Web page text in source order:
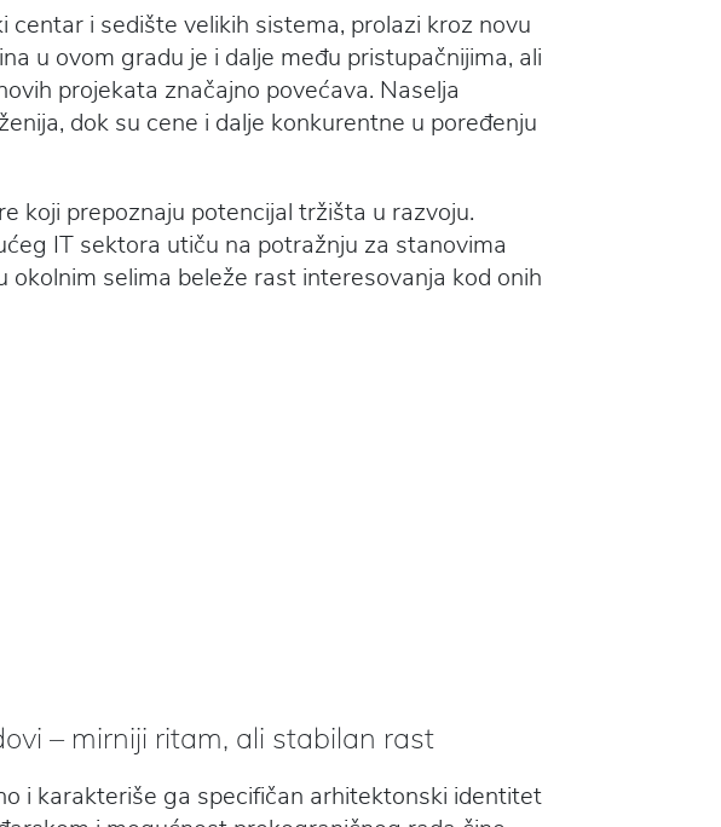
centar i sedište velikih sistema, prolazi kroz novu
u ovom gradu je i dalje među pristupačnijima, ali
projekata značajno povećava. Naselja
dok su cene i dalje konkurentne u poređenju
koji prepoznaju potencijal tržišta u razvoju.
IT sektora utiču na potražnju za stanovima
selima beleže rast interesovanja kod onih
– mirniji ritam, ali stabilan rast
i karakteriše ga specifičan arhitektonski identitet